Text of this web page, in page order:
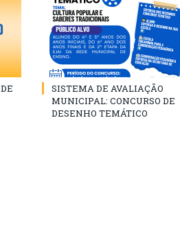
SISTEMA DE AVALIAÇÃO
MUNICIPAL: CONCURSO DE
DESENHO TEMÁTICO